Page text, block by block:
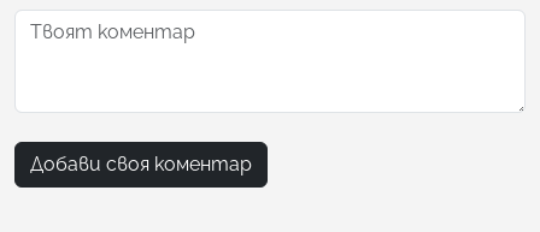
Добави своя коментар